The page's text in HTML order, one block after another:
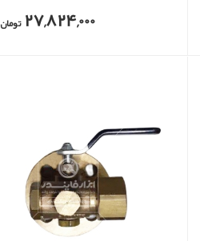
27,824,000 تومان